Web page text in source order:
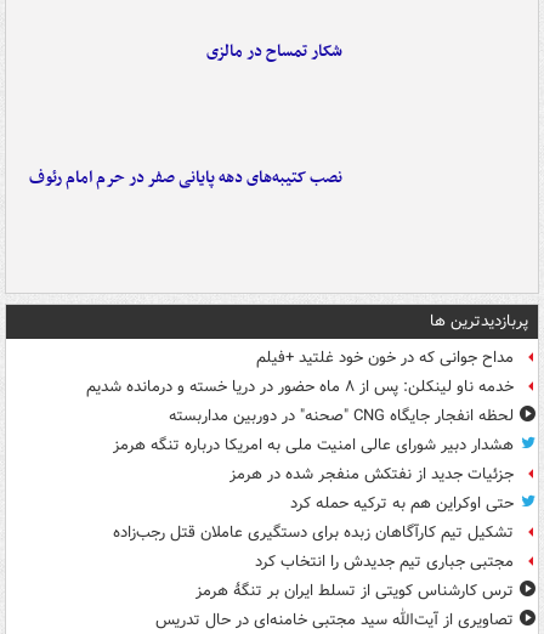
شکار تمساح در مالزی
نصب کتیبه‌های دهه پایانی صفر در حرم امام رئوف
پربازدیدترین ها
مداح جوانی که در خون خود غلتید +فیلم
خدمه ناو لینکلن: پس از ۸ ماه حضور در دریا خسته و درمانده‌ شدیم
لحظه انفجار جایگاه CNG "صحنه" در دوربین مداربسته
هشدار دبیر شورای عالی امنیت ملی به امریکا درباره تنگه هرمز
جزئیات جدید از نفتکش منفجر شده در هرمز
حتی اوکراین هم به ترکیه حمله کرد
تشکیل تیم کارآگاهان زبده برای دستگیری عاملان قتل رجب‌زاده
مجتبی جباری تیم جدیدش را انتخاب کرد
ترس کارشناس کویتی از تسلط ایران بر تنگۀ هرمز
تصاویری از آیت‌الله سید مجتبی خامنه‌ای در حال تدریس